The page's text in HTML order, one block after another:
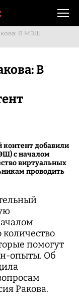
В МЭШ
В
добавили
с началом
виртуальных
проводить
количество
помогут
опыты. Об
Ракова.